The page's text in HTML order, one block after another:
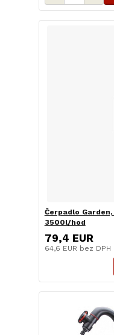
Čerpadlo Garden,
3500l/hod
79,4 EUR
64,6 EUR bez DPH